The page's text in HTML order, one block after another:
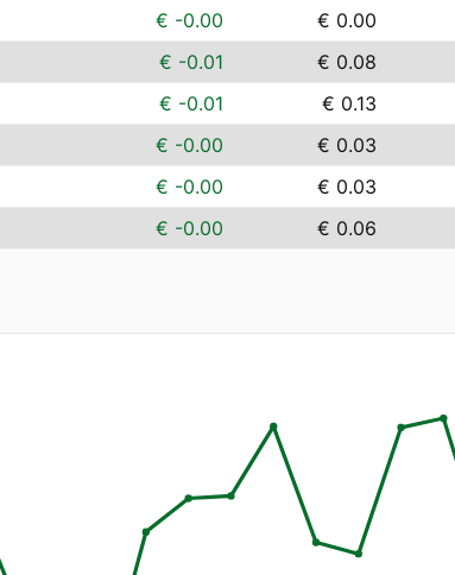
€ -0.00 € 0.00
€ -0.01 € 0.08
€ -0.01 € 0.13
€ -0.00 € 0.03
€ -0.00 € 0.03
€ -0.00 € 0.06